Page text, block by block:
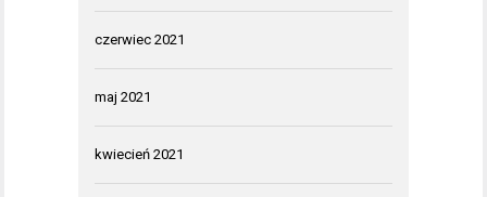
czerwiec 2021
maj 2021
kwiecień 2021